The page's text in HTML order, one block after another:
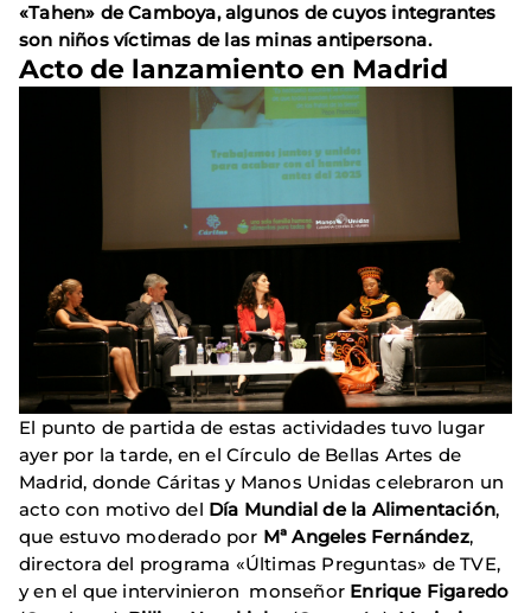
«Tahen» de Camboya, algunos de cuyos integrantes
son niños víctimas de las minas antipersona.
Acto de lanzamiento en Madrid
El punto de partida de estas actividades tuvo lugar
ayer por la tarde, en el Círculo de Bellas Artes de
Madrid, donde Cáritas y Manos Unidas celebraron un
acto con motivo del Día Mundial de la Alimentación,
que estuvo moderado por Mª Angeles Fernández,
directora del programa «Últimas Preguntas» de TVE,
y en el que intervinieron monseñor Enrique Figaredo